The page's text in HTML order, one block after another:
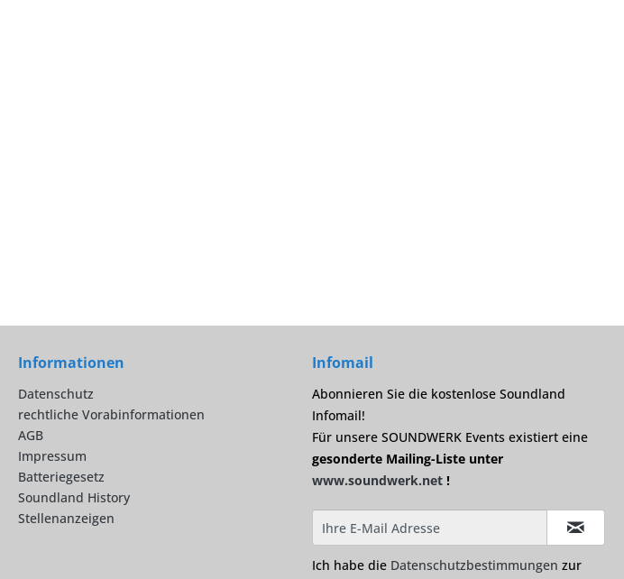
Informationen
Datenschutz
rechtliche Vorabinformationen
AGB
Impressum
Batteriegesetz
Soundland History
Stellenanzeigen
Infomail
Abonnieren Sie die kostenlose Soundland
Infomail!
Für unsere SOUNDWERK Events existiert eine
gesonderte Mailing-Liste unter
www.soundwerk.net !
Ich habe die Datenschutzbestimmungen zur